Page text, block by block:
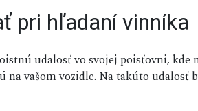
pri hľadaní vinníka
udalosť vo svojej poisťovni, kde
na vašom vozidle. Na takúto